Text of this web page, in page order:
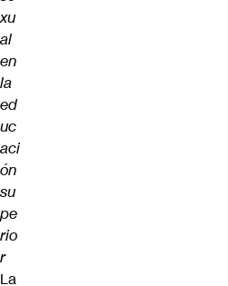
xu
al
en
la
ed
uc
aci
ón
su
pe
rio
r
La